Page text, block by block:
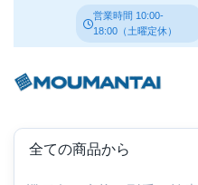
営業時間 10:00-
18:00（土曜定休）